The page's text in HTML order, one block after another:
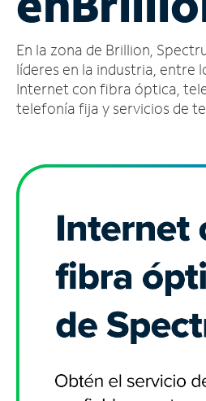
cuenta
Encuentra
una
tienda
En la zona de Brillion,
líderes en la industria, entre
Internet con fibra óptica,
telefonía fija y servicios de